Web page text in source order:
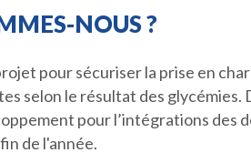
NOUS ?
pour sécuriser la prise en
selon le résultat des
pour l’intégrations des
de l'année.